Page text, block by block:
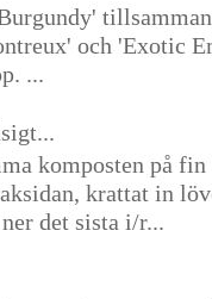
och 'Exotic
...
komposten på
krattat in
det sista i/r...